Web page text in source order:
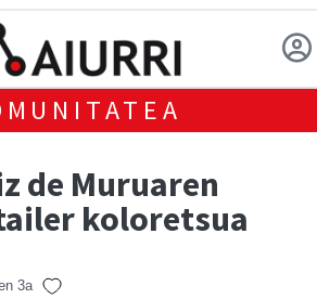
de Muruaren
koloretsua
3a